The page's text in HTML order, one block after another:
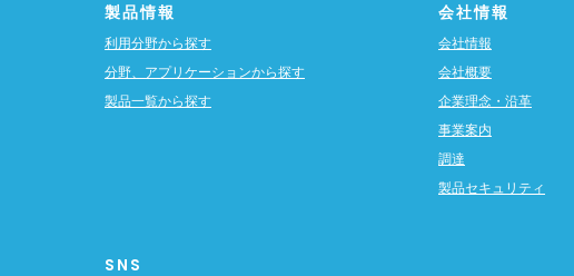
製品情報
利用分野から探す
分野、アプリケーションから探す
製品一覧から探す
会社情報
会社情報
会社概要
企業理念・沿革
事業案内
調達
製品セキュリティ
SNS